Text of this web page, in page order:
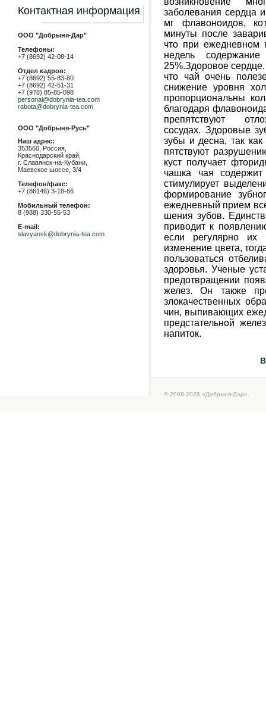
Контактная информация
ООО "Добрыня-Дар"
Телефоны:
+7 (8692) 42-08-14
Отдел кадров:
+7 (8692) 55-83-80
+7 (8692) 42-51-31
+7 (978) 85-85-098
personal@dobrynia-tea.com
rabota@dobrynia-tea.com
ООО "Добрыня-Русь"
Наш адрес:
353560, Россия,
Краснодарский край,
г. Славянск-на-Кубани,
Маевское шоссе, 3/4
Телефон/факс:
+7 (86146) 3-18-66
Мобильный телефон:
8 (988) 330-55-53
E-mail:
slavyansk@dobrynia-tea.com
заболевания сердца
мг флавоноидов,
минуты после
что при ежедневном
недель
25%.Здоровое
что чай очень
снижение уровня
пропор­циональны
благодаря
препятствуют
сосудах. Здоровые
зубы и десна, так
пятствуют
куст получает
чашка чая
стимулирует
формирование
ежедневный прием
шения зубов.
приво­дит к
если регуляр­но их
изменение цвета,
пользоваться
здоровья. Ученые
предотвращении
желез. Он также
злокачественных
чин, выпивающих
пред­стательной
напиток.
© 2008-2026 «Добрыня-Дар».